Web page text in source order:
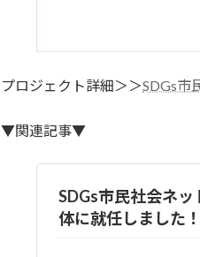
プロジェクト詳細＞＞SDGs市
▼関連記事▼
SDGs市民社会ネ
体に就任しました！